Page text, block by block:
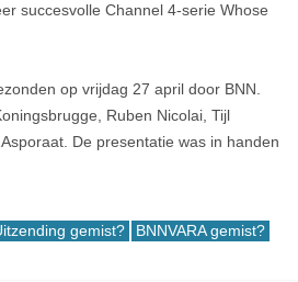
succesvolle Channel 4-serie Whose
op vrijdag 27 april door BNN.
Ruben Nicolai, Tijl
De presentatie was in handen
gemist? BNNVARA gemist?